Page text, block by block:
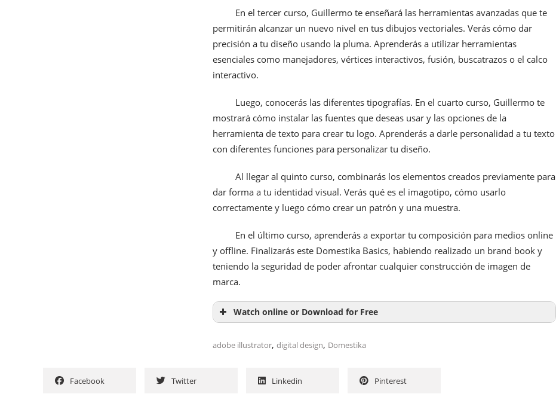
En el tercer curso, Guillermo te enseñará las herramientas avanzadas que te
permitirán alcanzar un nuevo nivel en tus dibujos vectoriales. Verás cómo dar
precisión a tu diseño usando la pluma. Aprenderás a utilizar herramientas
esenciales como manejadores, vértices interactivos, fusión, buscatrazos o el calco
interactivo.
Luego, conocerás las diferentes tipografías. En el cuarto curso, Guillermo te
mostrará cómo instalar las fuentes que deseas usar y las opciones de la
herramienta de texto para crear tu logo. Aprenderás a darle personalidad a tu texto
con diferentes funciones para personalizar tu diseño.
Al llegar al quinto curso, combinarás los elementos creados previamente para
dar forma a tu identidad visual. Verás qué es el imagotipo, cómo usarlo
correctamente y luego cómo crear un patrón y una muestra.
En el último curso, aprenderás a exportar tu composición para medios online
y offline. Finalizarás este Domestika Basics, habiendo realizado un brand book y
teniendo la seguridad de poder afrontar cualquier construcción de imagen de
marca.
Watch online or Download for Free
adobe illustrator, digital design, Domestika
Facebook Twitter Linkedin Pinterest